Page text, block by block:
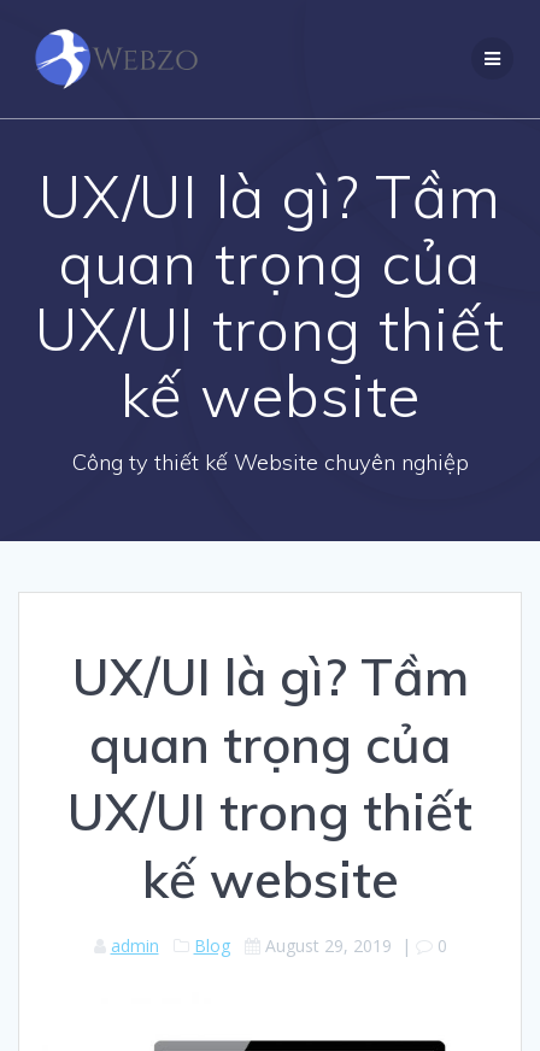
UX/UI là gì? Tầm
quan trọng của
UX/UI trong thiết
kế website
Công ty thiết kế Website chuyên nghiệp
UX/UI là gì? Tầm
quan trọng của
UX/UI trong thiết
kế website
admin Blog August 29, 2019 | 0